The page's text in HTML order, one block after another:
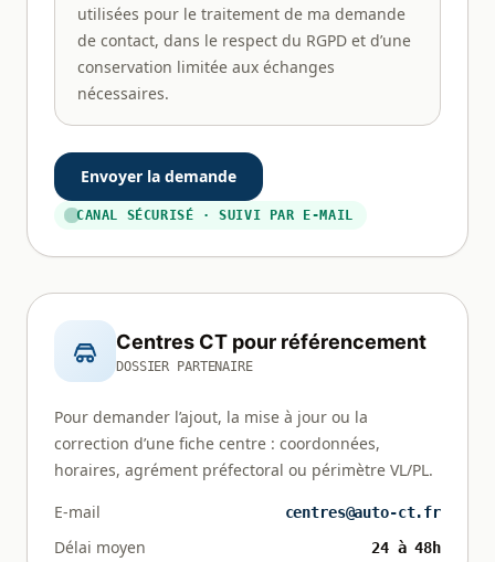
utilisées pour le traitement de ma demande
de contact, dans le respect du RGPD et d’une
conservation limitée aux échanges
nécessaires.
Envoyer la demande
CANAL SÉCURISÉ · SUIVI PAR E-MAIL
Centres CT pour référencement
DOSSIER PARTENAIRE
Pour demander l’ajout, la mise à jour ou la
correction d’une fiche centre : coordonnées,
horaires, agrément préfectoral ou périmètre VL/PL.
E-mail
centres@auto-ct.fr
Délai moyen 24 à 48h